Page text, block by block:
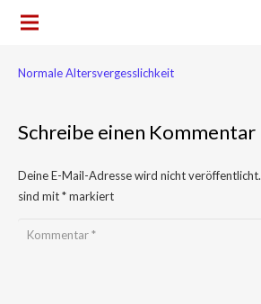
Normale Altersvergesslichkeit
Schreibe einen Kommentar
Deine E-Mail-Adresse wird nicht veröffentlicht.
sind mit*markiert